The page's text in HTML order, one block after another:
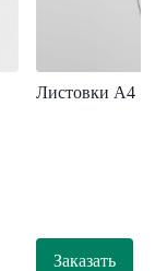
Листовки A4
Заказать